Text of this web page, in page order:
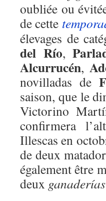
oubliée ou
de cette
élevages de
del Río,
Alcurrucén,
novilladas de
saison, que le
Victorino
confirmera
Illescas en
de deux
également être
deux ganaderías